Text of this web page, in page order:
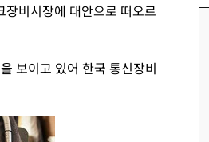
비시장에 대안으로 떠오르
보이고 있어 한국 통신장비